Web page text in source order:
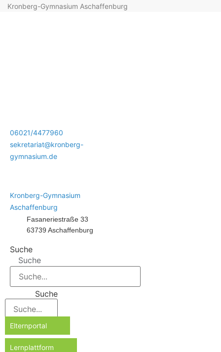
Kronberg-Gymnasium Aschaffenburg
06021/4477960
sekretariat@kronberg-
gymnasium.de
Kronberg-Gymnasium
Aschaffenburg
Fasaneriestraße 33
63739 Aschaffenburg
Suche
Suche
Suche
Elternportal
Lernplattform